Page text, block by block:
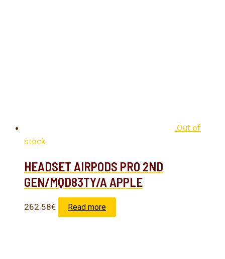
Out of
stock
HEADSET AIRPODS PRO 2ND
GEN/MQD83TY/A APPLE
262.58€ Read more